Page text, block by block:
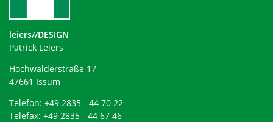
leiers//DESIGN
Patrick Leiers
Hochwalderstraße 17
47661 Issum
Telefon: +49 2835 - 44 70 22
Telefax: +49 2835 - 44 67 46